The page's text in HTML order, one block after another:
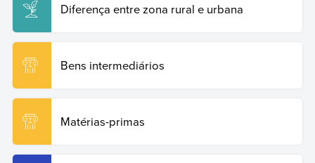
Diferença entre zona rural e urbana
Bens intermediários
Matérias-primas